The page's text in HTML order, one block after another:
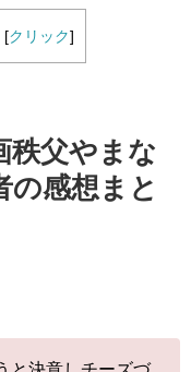
[クリック]
秩父やまな
の感想まと